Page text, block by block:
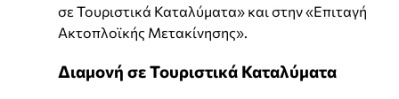
σε Τουριστικά Καταλύματα» και στην «Επιταγή
Ακτοπλοϊκής Μετακίνησης».
Διαμονή σε Τουριστικά Καταλύματα